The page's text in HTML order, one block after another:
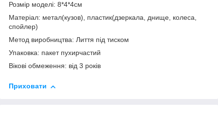
Розмір моделі: 8*4*4см
Матеріал: метал(кузов), пластик(дзеркала, днище, колеса,
спойлер)
Метод виробництва: Лиття під тиском
Упаковка: пакет пухирчастий
Вікові обмеження: від 3 років
Приховати